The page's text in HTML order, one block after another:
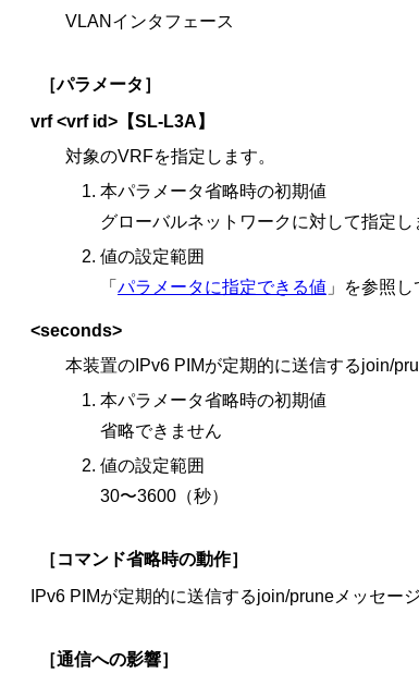
VLANインタフェース
［パラメータ］
vrf <vrf id> 【SL-L3A】
対象のVRFを指定します。
本パラメータ省略時の初期値
グローバルネットワークに対して指定し
値の設定範囲
「 パラメータに指定できる値 」を参照し
<seconds>
本装置のIPv6 PIMが定期的に送信するjoin/
本パラメータ省略時の初期値
省略できません
値の設定範囲
30〜3600（秒）
［コマンド省略時の動作］
IPv6 PIMが定期的に送信するjoin/pruneメッセー
［通信への影響］